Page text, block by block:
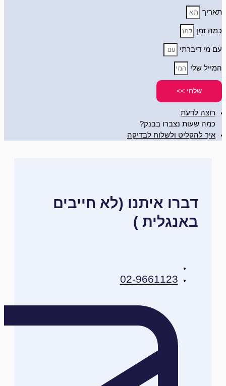
תאריך
כמה זמן
עם מי דיברתי
המייל שלי
שלחי >>
רוצה לדעת
כמה שעות נצברו בבנק?
איך להקליט ולשלוח לבדיקה
דברו איתנו (לא חייבים
באנגלית )
02-9661123